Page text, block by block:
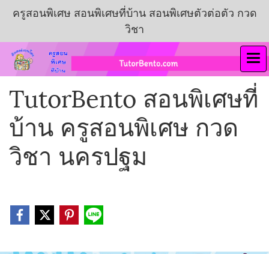
ครูสอนพิเศษ สอนพิเศษที่บ้าน สอนพิเศษตัวต่อตัว กวด
วิชา
TutorBento สอนพิเศษที่
บ้าน ครูสอนพิเศษ กวด
วิชา นครปฐม